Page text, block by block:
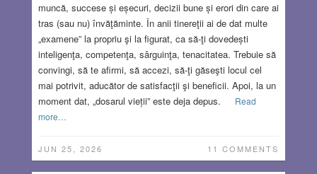
muncă, succese și eșecuri, decizii bune și erori din care ai
tras (sau nu) învăţăminte. În anii tinereţii ai de dat multe
„examene” la propriu şi la figurat, ca să-ţi dovedești
inteligenţa, competenţa, sârguinţa, tenacitatea. Trebuie să
convingi, să te afirmi, să accezi, să-ţi găseşti locul cel
mai potrivit, aducător de satisfacţii şi beneficii. Apoi, la un
moment dat, „dosarul vieții” este deja depus.
Read
more…
JUN 25, 2026 11 COMMENTS